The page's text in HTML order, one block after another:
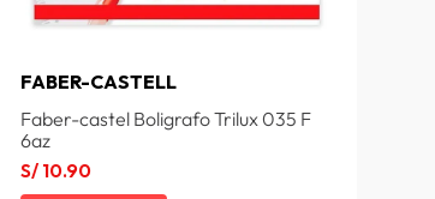
FABER-CASTELL
Faber-castel Boligrafo Trilux 035 F
6az
S/ 10.90